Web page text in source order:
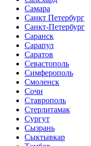
Самара
Санкт Петербург
Санкт-Петербург
Саранск
Сарапул
Саратов
Севастополь
Симферополь
Смоленск
Сочи
Ставрополь
Стерлитамак
Сургут
Сызрань
Сыктывкар